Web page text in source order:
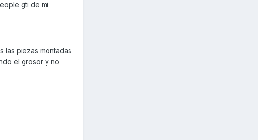
gti de mi
las piezas montadas
el grosor y no